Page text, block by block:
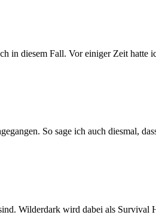
in diesem Fall. Vor einiger Zeit hatte
So sage ich auch diesmal,
Wilderdark wird dabei als Survival